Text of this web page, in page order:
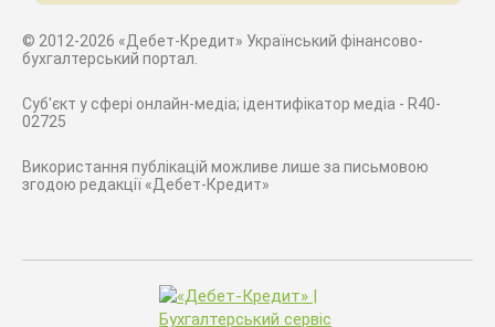
© 2012-2026 «Дебет-Кредит» Український фінансово-
бухгалтерський портал.
Суб'єкт у сфері онлайн-медіа; ідентифікатор медіа - R40-
02725
Використання публікацій можливе лише за письмовою
згодою редакції «Дебет-Кредит»